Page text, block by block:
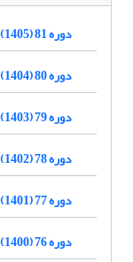
دوره 81 (1405)
دوره 80 (1404)
دوره 79 (1403)
دوره 78 (1402)
دوره 77 (1401)
دوره 76 (1400)